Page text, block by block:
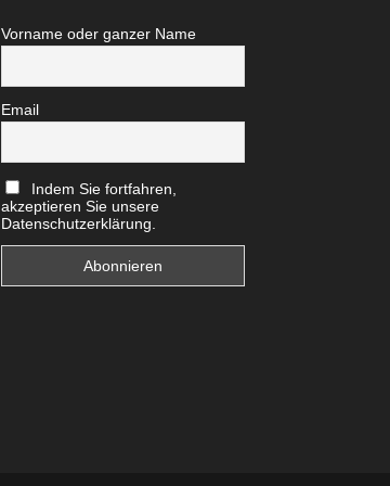
Vorname oder ganzer Name
Email
Indem Sie fortfahren,
akzeptieren Sie unsere
Datenschutzerklärung.